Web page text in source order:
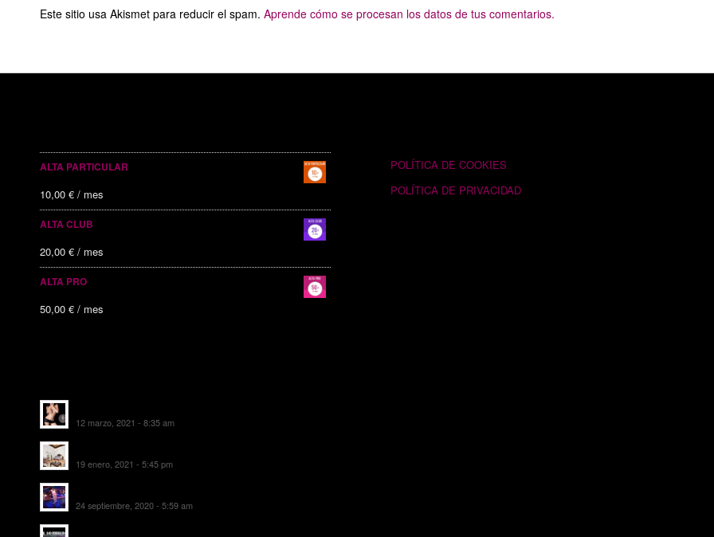
Este sitio usa Akismet para reducir el spam. Aprende cómo se procesan los datos de tus comentarios.
ALTA PARTICULAR
10,00 € / mes
ALTA CLUB
20,00 € / mes
ALTA PRO
50,00 € / mes
12 marzo, 2021 - 8:35 am
19 enero, 2021 - 5:45 pm
24 septiembre, 2020 - 5:59 am
POLÍTICA DE COOKIES
POLÍTICA DE PRIVACIDAD